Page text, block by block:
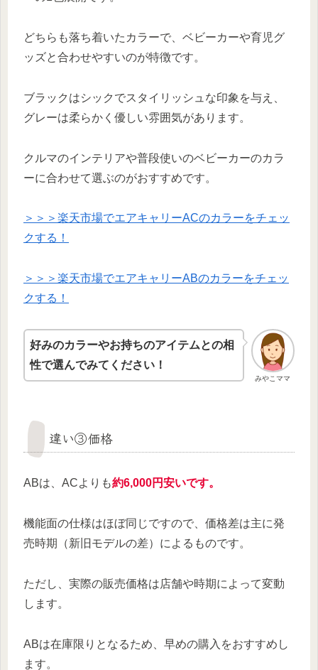
どちらも落ち着いたカラーで、ベビーカーや育児グ
ッズと合わせやすいのが特徴です。
ブラックはシックでスタイリッシュな印象を与え、
グレーは柔らかく優しい雰囲気があります。
クルマのインテリアや普段使いのベビーカーのカラ
ーに合わせて選ぶのがおすすめです。
＞＞＞楽天市場でエアキャリーACのカラーをチェッ
クする！
＞＞＞楽天市場でエアキャリーABのカラーをチェッ
クする！
みやこママ
好みのカラーやお持ちのアイテムとの相
性で選んでみてください！
違い③価格
ABは、ACよりも約6,000円安いです。
機能面の仕様はほぼ同じですので、価格差は主に発
売時期（新旧モデルの差）によるものです。
ただし、実際の販売価格は店舗や時期によって変動
します。
ABは在庫限りとなるため、早めの購入をおすすめし
ます。